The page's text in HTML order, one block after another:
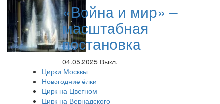
«Война и мир» –
масштабная
постановка
04.05.2025 Выкл.
Цирки Москвы
Новогодние ёлки
Цирк на Цветном
Цирк на Вернадского